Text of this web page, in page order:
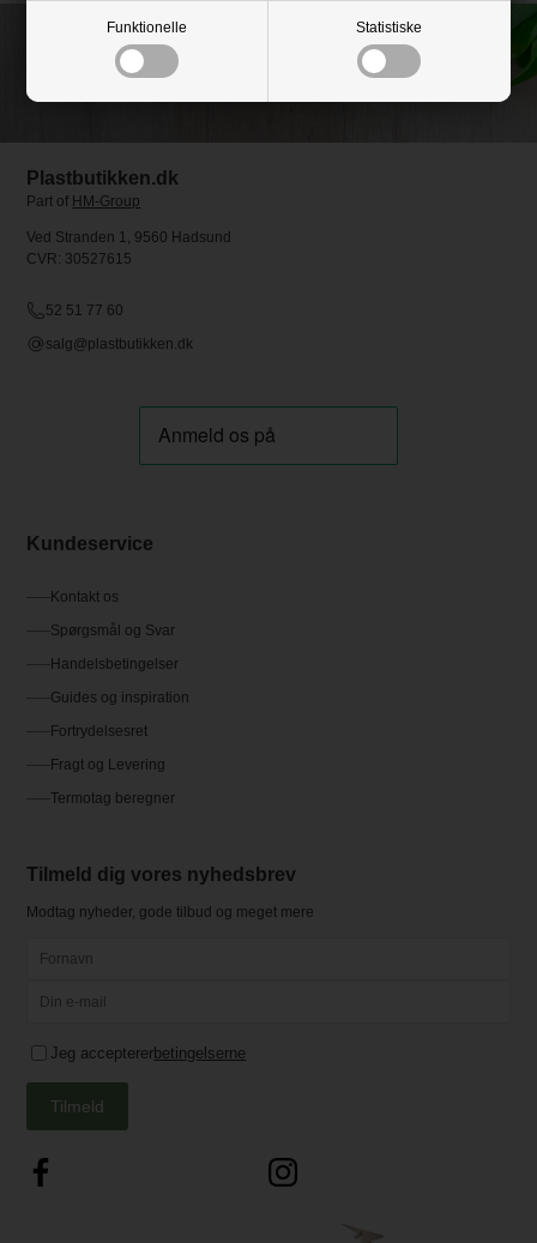
Funktionelle Statistiske
Plastbutikken.dk
Part of HM-Group
Ved Stranden 1, 9560 Hadsund
CVR: 30527615
52 51 77 60
salg@plastbutikken.dk
Kundeservice
Kontakt os
Spørgsmål og Svar
Handelsbetingelser
Guides og inspiration
Fortrydelsesret
Fragt og Levering
Termotag beregner
Tilmeld dig vores nyhedsbrev
Modtag nyheder, gode tilbud og meget mere
Jeg accepterer betingelserne
Tilmeld